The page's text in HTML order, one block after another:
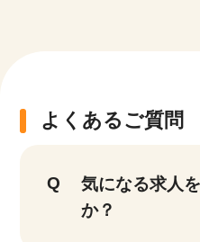
よくあるご質問
気になる求人
か？